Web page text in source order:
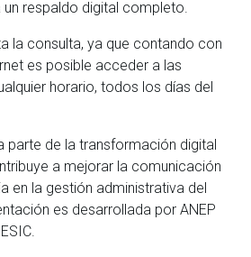
respaldo digital completo.
la consulta, ya que contando con
es posible acceder a las
horario, todos los días del
parte de la transformación digital
a mejorar la comunicación
en la gestión administrativa del
es desarrollada por ANEP